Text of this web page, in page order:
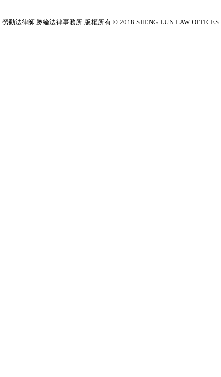
勞動法律師​ 勝綸法律事務所 版權所有 © 2018 SHENG LUN LAW